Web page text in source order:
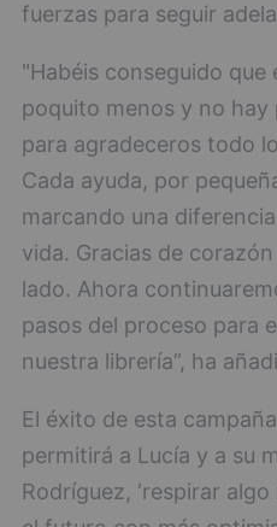
fuerzas para seguir
"Habéis conseguido que
poquito menos y no hay
para agradeceros todo
Cada ayuda, por
marcando una
vida. Gracias de
lado. Ahora
pasos del proceso para
nuestra librería”, ha
El éxito de esta
permitirá a Lucía y a su
Rodríguez, ‘respirar